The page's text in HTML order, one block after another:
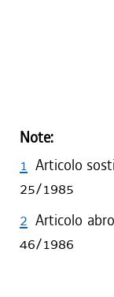
Note:
1 Articolo
25/1985
2 Articolo
46/1986